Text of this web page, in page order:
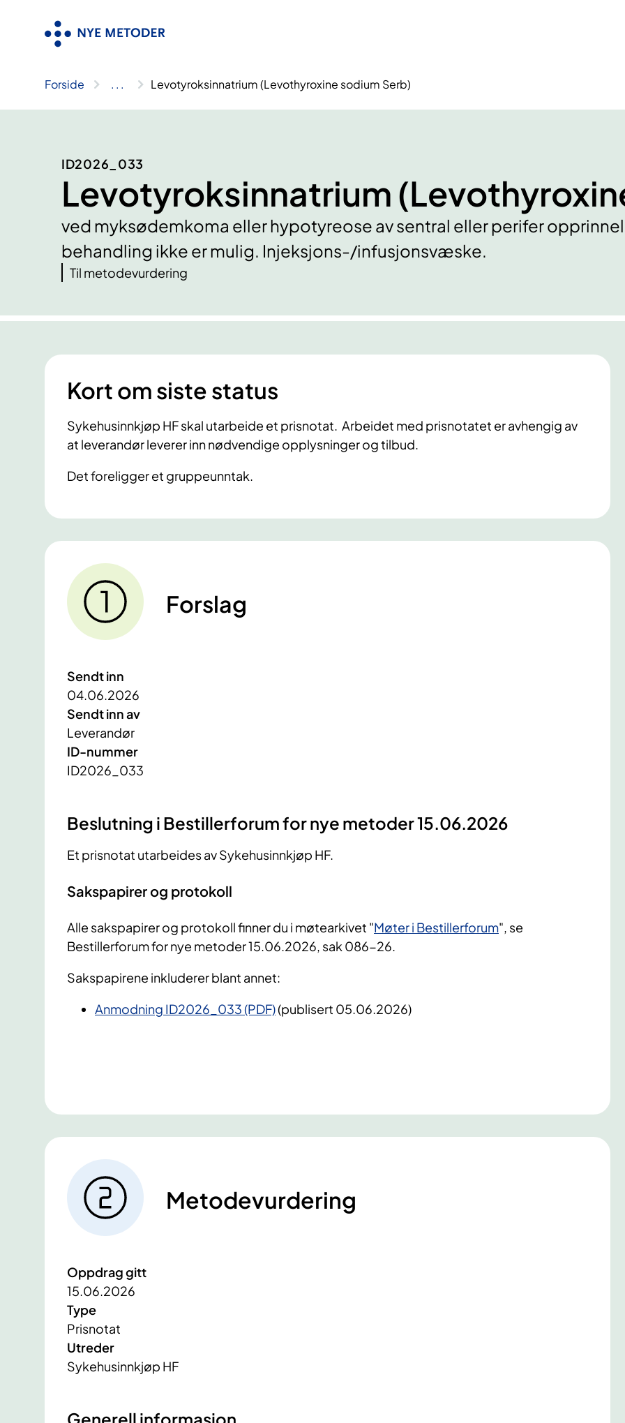
Forside .. . Levotyroksinnatrium (Levothyroxine sodium Serb)
ID2026_033
Levotyroksinnatrium
ved myksødemkoma eller hypotyreose av sentral eller perifer
behandling ikke er mulig. Injeksjons-/infusjonsvæske.
Til metodevurdering
Kort om siste status
Sykehusinnkjøp HF skal utarbeide et prisnotat. Arbeidet med prisnotatet er avhengig av
at leverandør leverer inn nødvendige opplysninger og tilbud.
Det foreligger et gruppeunntak.
Forslag
Sendt inn
04.06.2026
Sendt inn av
Leverandør
ID-nummer
ID2026_033
Beslutning i Bestillerforum for nye metoder 15.06.2026
Et prisnotat utarbeides av Sykehusinnkjøp HF.
Sakspapirer og protokoll
Alle sakspapirer og protokoll finner du i møtearkivet "Møter i Bestillerforum", se
Bestillerforum for nye metoder 15.06.2026, sak 086-26.
Sakspapirene inkluderer blant annet:
Anmodning ID2026_033 (PDF)(publisert 05.06.2026)
Metodevurdering
Oppdrag gitt
15.06.2026
Type
Prisnotat
Utreder
Sykehusinnkjøp HF